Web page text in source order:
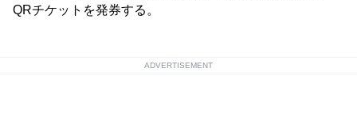
QRチケットを発券する。
ADVERTISEMENT